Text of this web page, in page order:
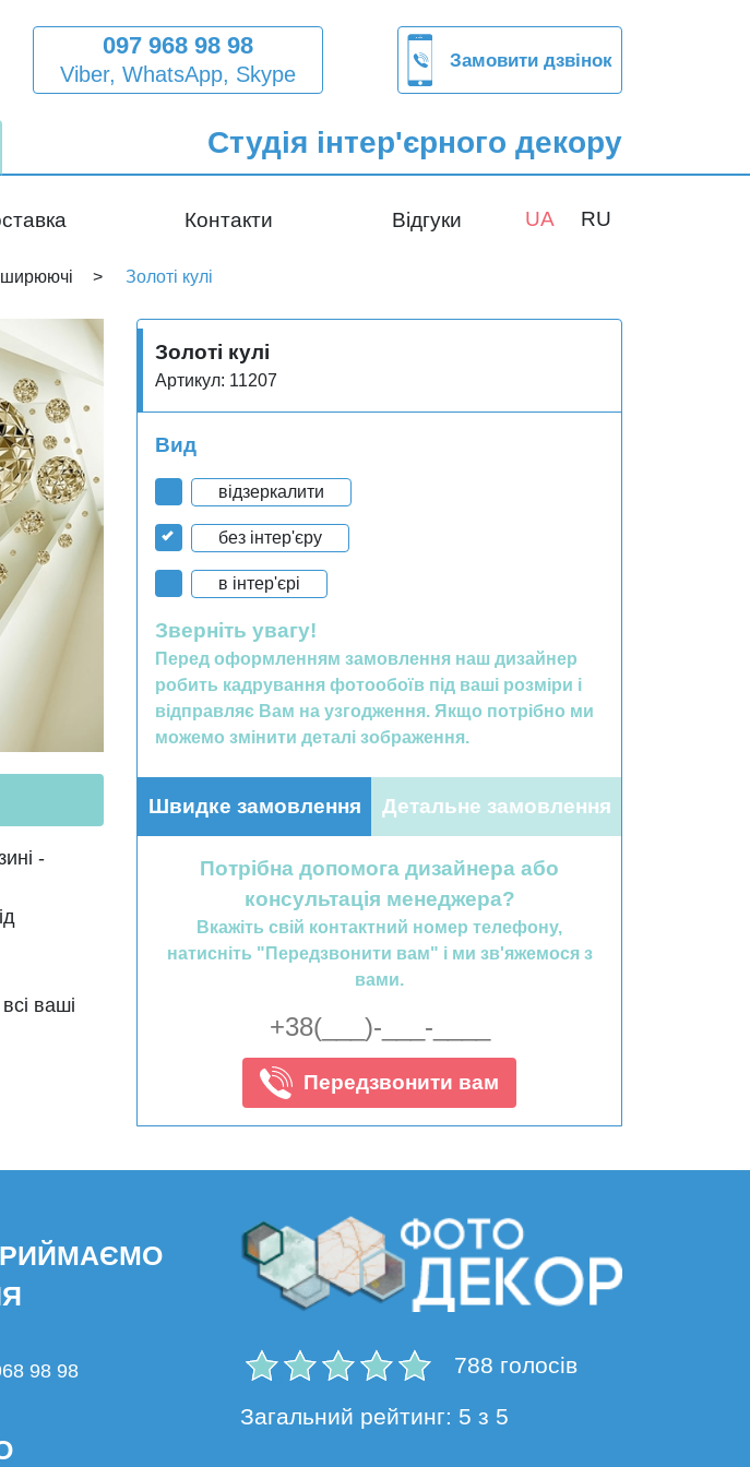
097 968 98 98
Viber, WhatsApp, Skype
Замовити дзвінок
Студія інтер'єрного декору
Контакти Відгуки UA RU
Золоті кулі
-
ваші
Золоті кулі
Артикул: 11207
Вид
відзеркалити
без інтер'єру
в інтер'єрі
Зверніть увагу!
Перед оформленням замовлення наш дизайнер
робить кадрування фотообоїв під ваші розміри і
відправляє Вам на узгодження. Якщо потрібно ми
можемо змінити деталі зображення.
Швидке замовлення Детальне замовлення
Потрібна допомога дизайнера або
консультація менеджера?
Вкажіть свій контактний номер телефону,
натисніть "Передзвонити вам" і ми зв'яжемося з
вами.
Передзвонити вам
98 98
Оставить отзыв
788 голосів
Загальний рейтинг: 5 з 5